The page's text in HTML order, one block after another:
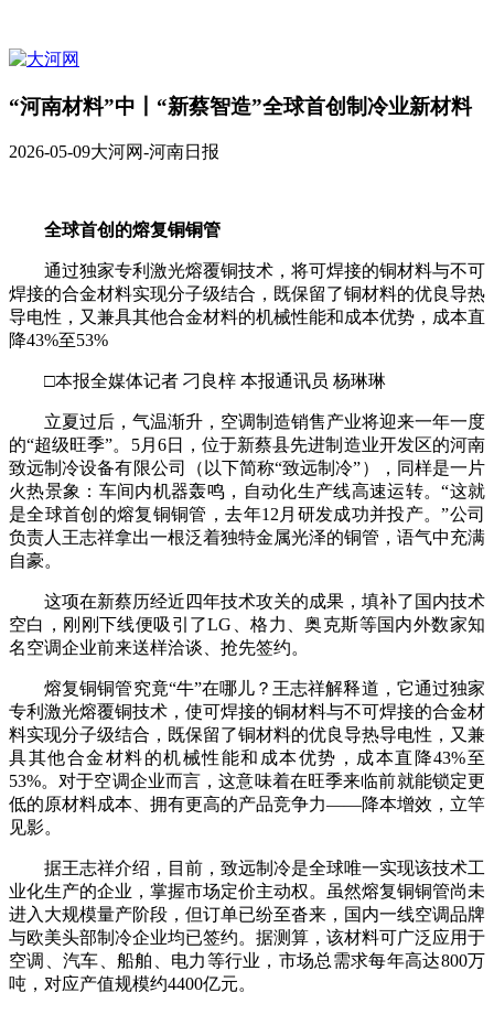
“河南材料”中丨“新蔡智造”全球首创制冷业新材料
2026-05-09大河网-河南日报
全球首创的熔复铜铜管
通过独家专利激光熔覆铜技术，将可焊接的铜材料与不可
焊接的合金材料实现分子级结合，既保留了铜材料的优良导热
导电性，又兼具其他合金材料的机械性能和成本优势，成本直
降43%至53%
□本报全媒体记者 刁良梓 本报通讯员 杨琳琳
立夏过后，气温渐升，空调制造销售产业将迎来一年一度
的“超级旺季”。5月6日，位于新蔡县先进制造业开发区的河南
致远制冷设备有限公司（以下简称“致远制冷”），同样是一片
火热景象：车间内机器轰鸣，自动化生产线高速运转。“这就
是全球首创的熔复铜铜管，去年12月研发成功并投产。”公司
负责人王志祥拿出一根泛着独特金属光泽的铜管，语气中充满
自豪。
这项在新蔡历经近四年技术攻关的成果，填补了国内技术
空白，刚刚下线便吸引了LG、格力、奥克斯等国内外数家知
名空调企业前来送样洽谈、抢先签约。
熔复铜铜管究竟“牛”在哪儿？王志祥解释道，它通过独家
专利激光熔覆铜技术，使可焊接的铜材料与不可焊接的合金材
料实现分子级结合，既保留了铜材料的优良导热导电性，又兼
具其他合金材料的机械性能和成本优势，成本直降43%至
53%。对于空调企业而言，这意味着在旺季来临前就能锁定更
低的原材料成本、拥有更高的产品竞争力——降本增效，立竿
见影。
据王志祥介绍，目前，致远制冷是全球唯一实现该技术工
业化生产的企业，掌握市场定价主动权。虽然熔复铜铜管尚未
进入大规模量产阶段，但订单已纷至沓来，国内一线空调品牌
与欧美头部制冷企业均已签约。据测算，该材料可广泛应用于
空调、汽车、船舶、电力等行业，市场总需求每年高达800万
吨，对应产值规模约4400亿元。